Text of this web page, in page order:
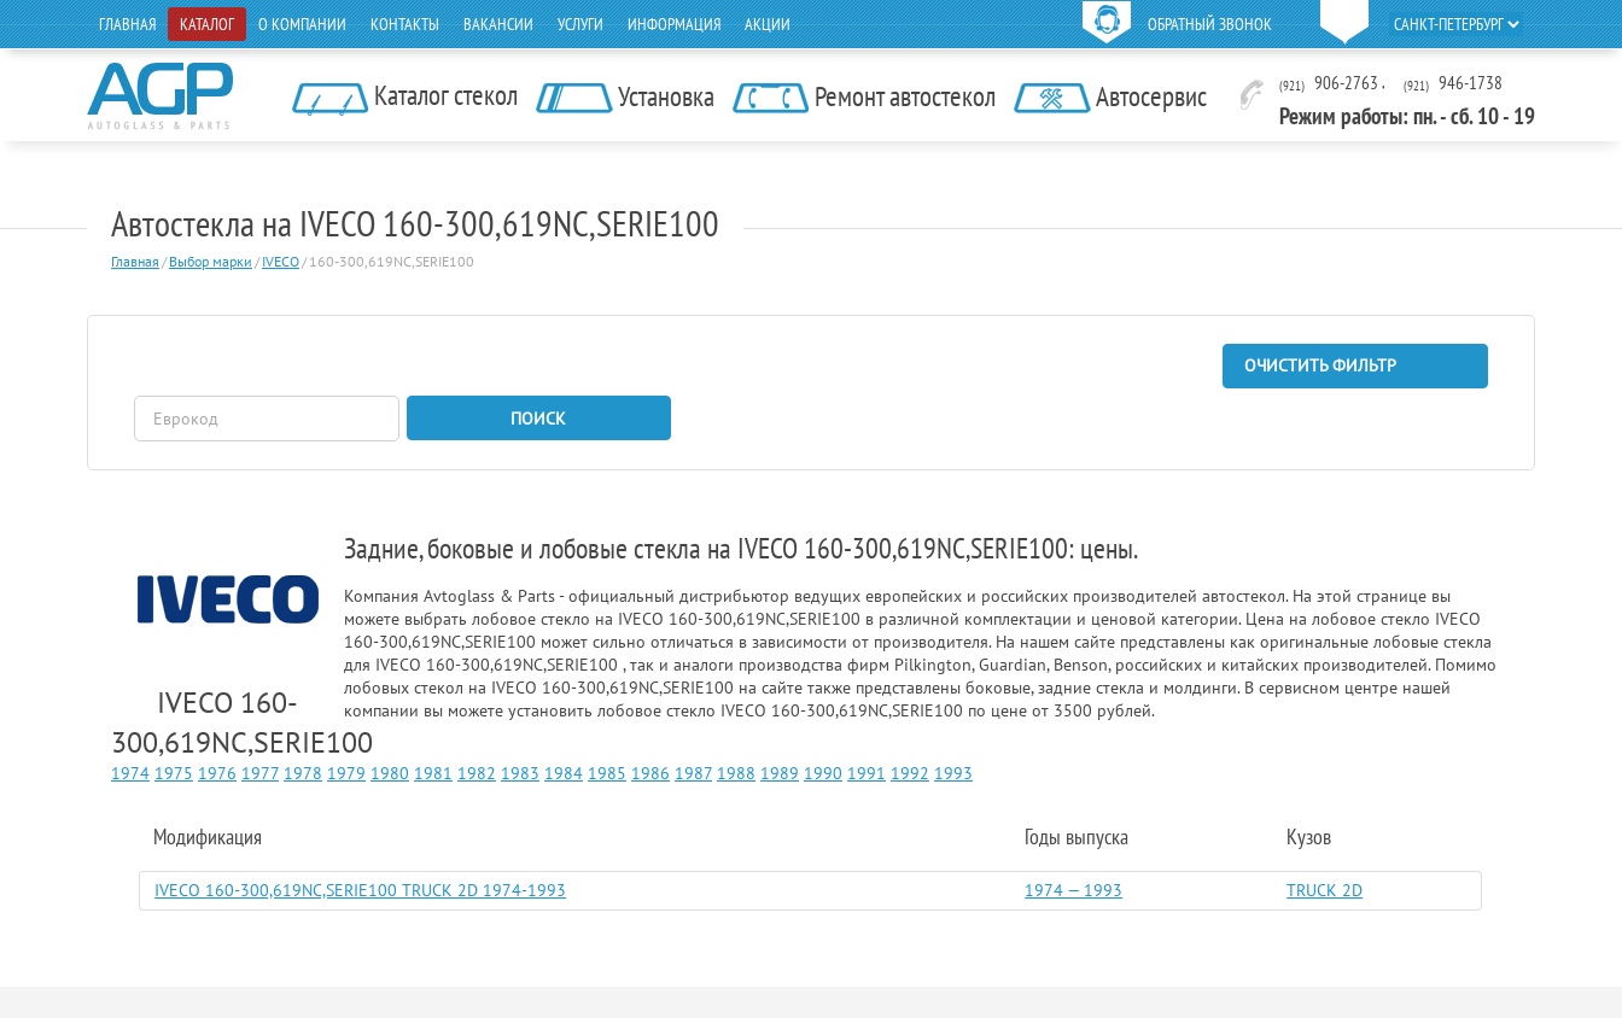
ОБРАТНЫЙ ЗВОНОК
ГЛАВНАЯ КАТАЛОГ О КОМПАНИИ КОНТАКТЫ ВАКАНСИИ УСЛУГИ ИНФОРМАЦИЯ АКЦИИ
Каталог стекол Установка Ремонт автостекол Автосервис (921) 906-2763 , (921) 946-1738
Режим работы: пн. - сб. 10 - 19
Автостекла на IVECO 160-300,619NC,SERIE100
Главная / Выбор марки / IVECO/ 160-300,619NC,SERIE100
ОЧИСТИТЬ ФИЛЬТР
ПОИСК
IVECO 160-
300,619NC,SERIE100
Задние, боковые и лобовые стекла на IVECO 160-300,619NC,SERIE100: цены.
Компания Avtoglass & Parts - официальный дистрибьютор ведущих европейских и российских производителей автостекол. На этой странице вы
можете выбрать лобовое стекло на IVECO 160-300,619NC,SERIE100 в различной комплектации и ценовой категории. Цена на лобовое стекло IVECO
160-300,619NC,SERIE100 может сильно отличаться в зависимости от производителя. На нашем сайте представлены как оригинальные лобовые стекла
для IVECO 160-300,619NC,SERIE100 , так и аналоги производства фирм Pilkington, Guardian, Benson, российских и китайских производителей. Помимо
лобовых стекол на IVECO 160-300,619NC,SERIE100 на сайте также представлены боковые, задние стекла и молдинги. В сервисном центре нашей
компании вы можете установить лобовое стекло IVECO 160-300,619NC,SERIE100 по цене от 3500 рублей.
1974 1975 1976 1977 1978 1979 1980 1981 1982 1983 1984 1985 1986 1987 1988 1989 1990 1991 1992 1993
Модификация Годы выпуска Кузов
IVECO 160-300,619NC,SERIE100 TRUCK 2D 1974-1993 1974 — 1993 TRUCK 2D